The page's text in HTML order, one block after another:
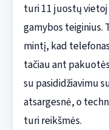
turi 11 juostų
gamybos teiginius.
mintį, kad
tačiau ant
su pasididžiavimu
atsargesnė, o
turi reikšmės.